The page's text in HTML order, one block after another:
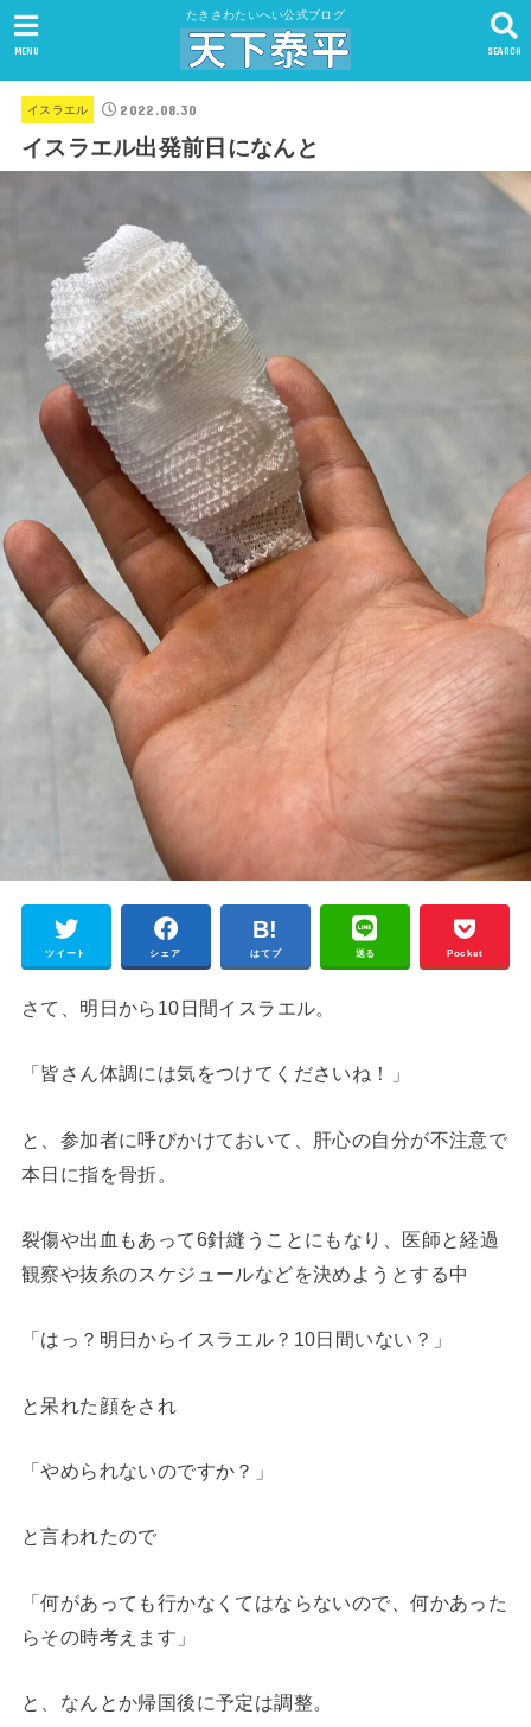
たきさわたいへい公式ブログ
SEARCH
MENU
イスラエル 2022.08.30
イスラエル出発前日になんと
ツイート シェア はてブ 送る Pocket
さて、明日から10日間イスラエル。
「皆さん体調には気をつけてくださいね！」
と、参加者に呼びかけておいて、肝心の自分が不注意で
本日に指を骨折。
裂傷や出血もあって6針縫うことにもなり、医師と経過
観察や抜糸のスケジュールなどを決めようとする中
「はっ？明日からイスラエル？10日間いない？」
と呆れた顔をされ
「やめられないのですか？」
と言われたので
「何があっても行かなくてはならないので、何かあった
らその時考えます」
と、なんとか帰国後に予定は調整。